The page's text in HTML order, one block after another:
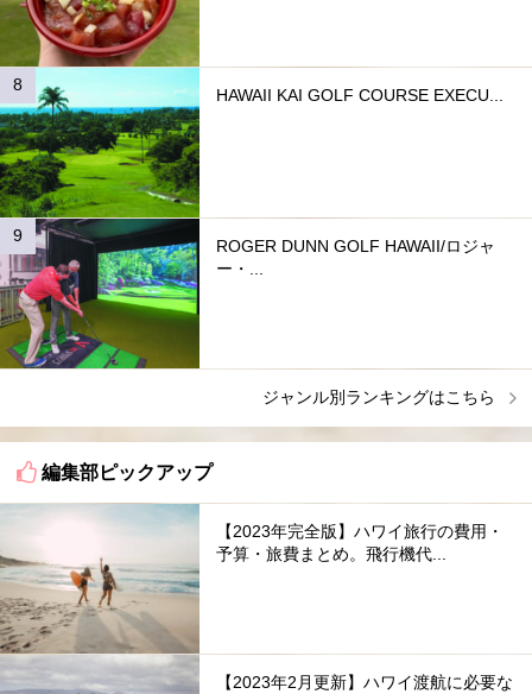
HAWAII KAI GOLF COURSE EXECU...
ROGER DUNN GOLF HAWAII/ロジャ
ー・...
ジャンル別ランキングはこちら
編集部ピックアップ
【2023年完全版】ハワイ旅行の費用・
予算・旅費まとめ。飛行機代...
【2023年2月更新】ハワイ渡航に必要な